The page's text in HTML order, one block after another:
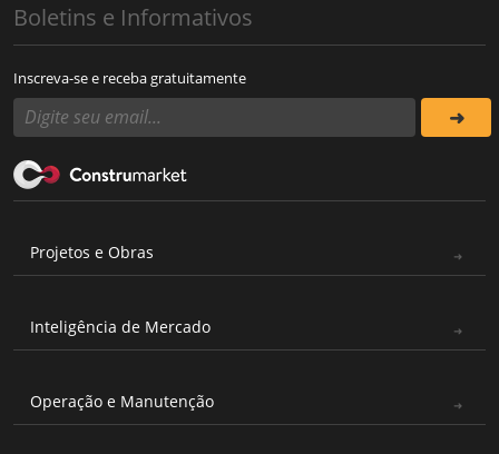
Boletins e Informativos
Inscreva-se e receba gratuitamente
Projetos e Obras
Inteligência de Mercado
Operação e Manutenção